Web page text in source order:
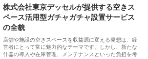
株式会社東京デッセルが提供する空きス
ペース活用型ガチャガチャ設置サービス
の全貌
店舗や施設の空きスペースを収益源に変える発想は、経
営者にとって常に魅力的なテーマです。しかし、新たな
什器の導入や在庫管理、メンテナンスといった負担を考